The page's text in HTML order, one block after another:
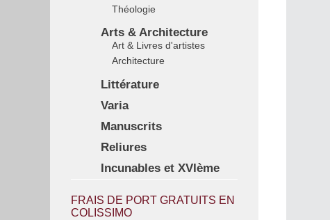
Théologie
Arts & Architecture
Art & Livres d'artistes
Architecture
Littérature
Varia
Manuscrits
Reliures
Incunables et XVIème
FRAIS DE PORT GRATUITS EN
COLISSIMO